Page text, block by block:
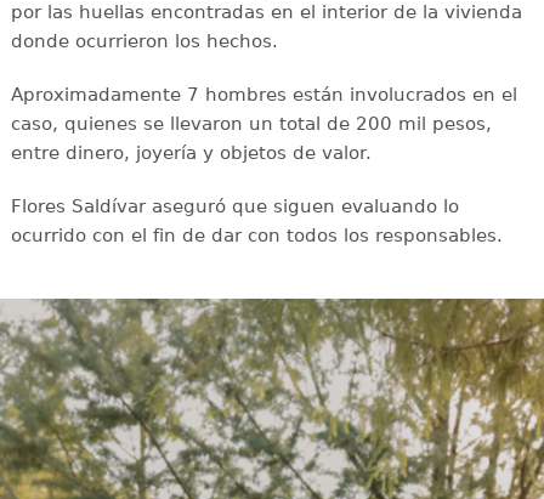
por las huellas encontradas en el interior de la vivienda
donde ocurrieron los hechos.
Aproximadamente 7 hombres están involucrados en el
caso, quienes se llevaron un total de 200 mil pesos,
entre dinero, joyería y objetos de valor.
Flores Saldívar aseguró que siguen evaluando lo
ocurrido con el fin de dar con todos los responsables.